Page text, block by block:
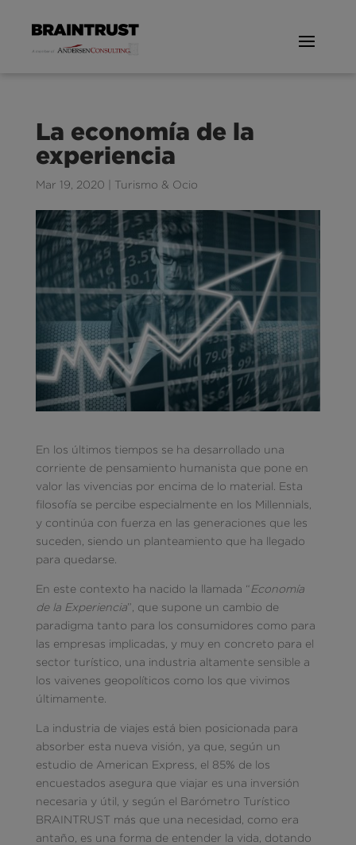
La economía de la
experiencia
Mar 19, 2020 Turismo & Ocio
En los últimos tiempos se ha desarrollado una
corriente de pensamiento humanista que pone en
valor las vivencias por encima de lo material. Esta
filosofía se percibe especialmente en los Millennials,
y continúa con fuerza en las generaciones que les
suceden, siendo un planteamiento que ha llegado
para quedarse.
En este contexto ha nacido la llamada “ Economía
de la Experiencia”, que supone un cambio de
paradigma tanto para los consumidores como para
las empresas implicadas, y muy en concreto para el
sector turístico, una industria altamente sensible a
los vaivenes geopolíticos como los que vivimos
últimamente.
La industria de viajes está bien posicionada para
absorber esta nueva visión, ya que, según un
estudio de American Express, el 85% de los
encuestados asegura que viajar es una inversión
necesaria y útil, y según el Barómetro Turístico
BRAINTRUST más que una necesidad, como era
antaño, es una forma de entender la vida, dotando